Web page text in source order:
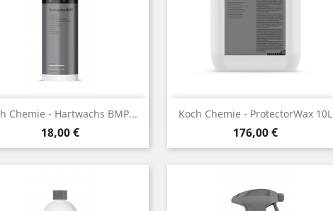
Chemie - Hartwachs BMP...
Prix
18,00 €
Aperçu rapide Koch Chemie - ProtectorWax 10L
Prix
176,00 €
Aperçu rapide